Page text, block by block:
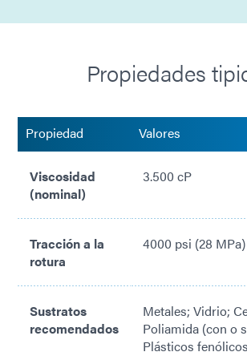
Propiedades
Propiedad Valores
Viscosidad
(nominal)
3.500 cP
Tracción a la
rotura
4000 psi (28 MPa)
Sustratos
recomendados
Metales; Vidrio;
Poliamida (con o
Plásticos fenólicos